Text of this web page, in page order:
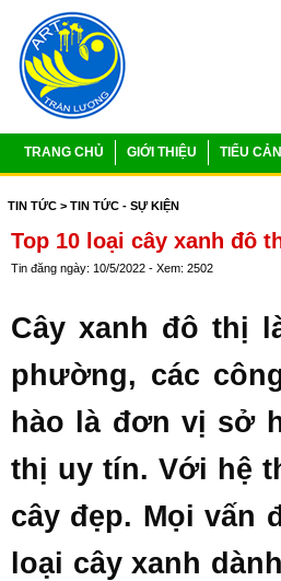
TRANG CHỦ GIỚI THIỆU TIỂU
TIN TỨC > TIN TỨC - SỰ KIỆN
Top 10 loại cây xanh đô
Tin đăng ngày: 10/5/2022 - Xem: 2502
Cây xanh đô thị
phường, các
hào là đơn vị sở
thị uy tín. Với hệ
cây đẹp. Mọi vấn
loại cây xanh